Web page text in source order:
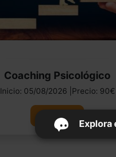
Coaching Psicológico
Inicio: 05/08/2026 |Precio: 90€
Ver curso
Explora